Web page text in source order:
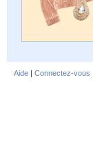
Aide | Connectez-vous